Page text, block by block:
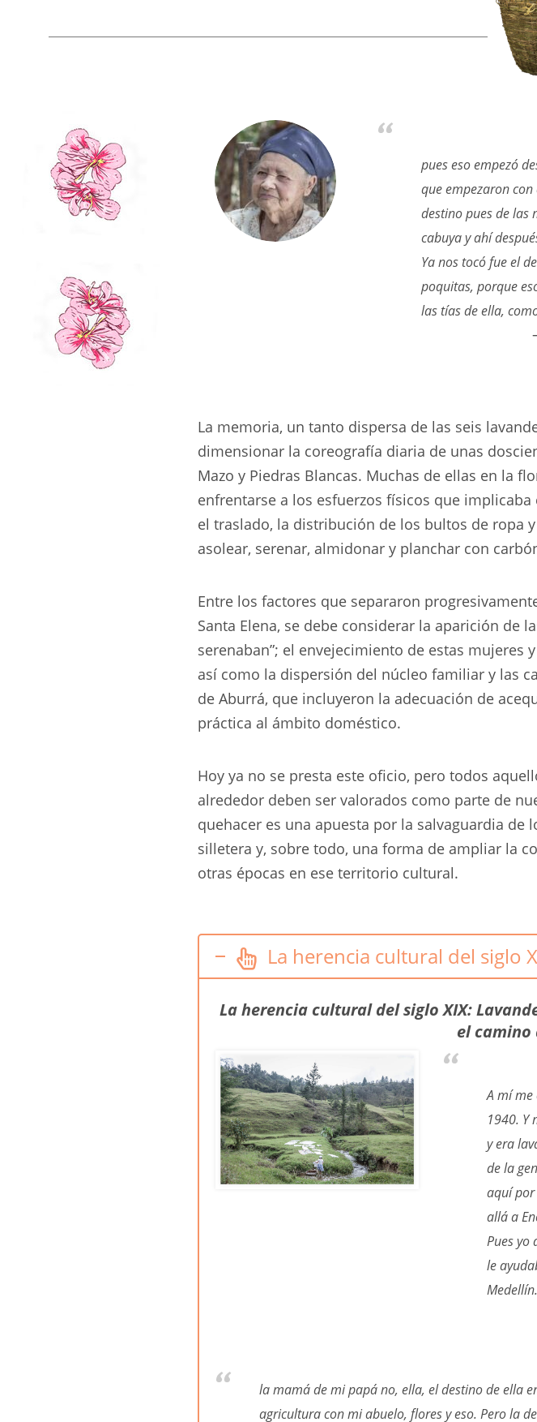
pues eso empezó
que empezaron
destino pues de
cabuya y ahí
Ya nos tocó fue el
poquitas, porque
las tías de ella,
La memoria, un tanto dispersa de las seis
dimensionar la coreografía diaria de unas
Mazo y Piedras Blancas. Muchas de ellas en la
enfrentarse a los esfuerzos físicos que
el traslado, la distribución de los bultos de ropa
asolear, serenar, almidonar y planchar con
Entre los factores que separaron
Santa Elena, se debe considerar la aparición de
serenaban”; el envejecimiento de estas
así como la dispersión del núcleo familiar y las
de Aburrá, que incluyeron la adecuación de
práctica al ámbito doméstico.
Hoy ya no se presta este oficio, pero todos
alrededor deben ser valorados como parte de
quehacer es una apuesta por la salvaguardia
silletera y, sobre todo, una forma de ampliar la
otras épocas en ese territorio cultural.
La herencia cultural del siglo
La herencia cultural del siglo XIX:
el camino
A mí me
1940. Y
y era
de la
aquí por
allá a
Pues yo
le
Medellín.
la mamá de mi papá no, ella, el destino de ella
agricultura con mi abuelo, flores y eso. Pero la